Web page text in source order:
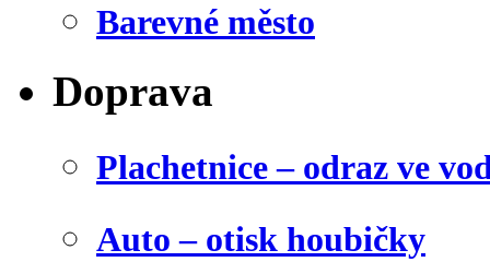
Barevné město
Doprava
Plachetnice – odraz ve
Auto – otisk houbičky